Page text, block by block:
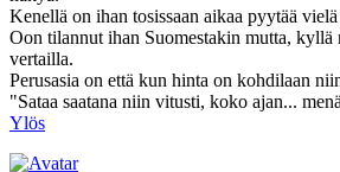
Kenellä on ihan tosissaan aikaa pyytää
Oon tilannut ihan Suomestakin mutta, kyllä
vertailla.
Perusasia on että kun hinta on kohdilaan
"Sataa saatana niin vitusti, koko ajan...
Ylös